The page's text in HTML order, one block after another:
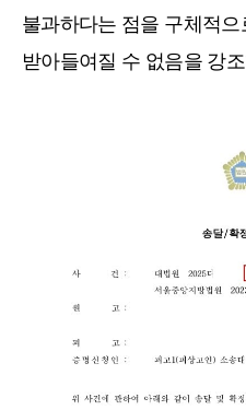
불과하다는 점을 구체적
받아들여질 수 없음을 강